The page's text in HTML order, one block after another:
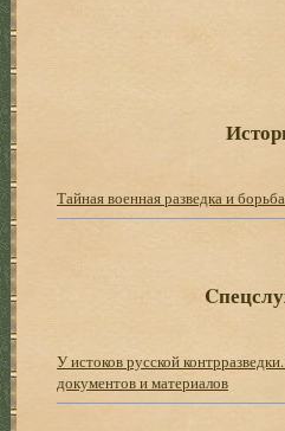
Тайная военная разведка и
У истоков русской
документов и материалов